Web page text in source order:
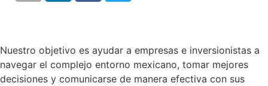
Nuestro objetivo es ayudar a empresas e inversionistas a
navegar el complejo entorno mexicano, tomar mejores
decisiones y comunicarse de manera efectiva con sus